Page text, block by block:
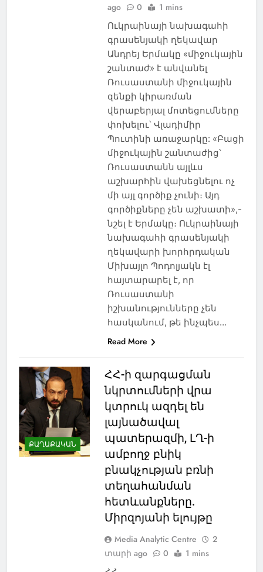
ago
0 1 mins
Ուկրաինայի նախագահի
գրասենյակի ղեկավար
Անդրեյ Երմակը «միջուկային
շանտաժ» է անվանել
Ռուսաստանի միջուկային
զենքի կիրառման
վերաբերյալ մոտեցումները
փոխելու՝ Վլադիմիր
Պուտինի առաջարկը: «Բացի
միջուկային շանտաժից՝
Ռուսաստանն այլևս
աշխարհին վախեցնելու ոչ
մի այլ գործիք չունի։ Այդ
գործիքները չեն աշխատի»,-
նշել է Երմակը։ Ուկրաինայի
նախագահի գրասենյակի
ղեկավարի խորհրդական
Միխայլո Պոդոլյակն էլ
հայտարարել է, որ
Ռուսաստանի
իշխանությունները չեն
հասկանում, թե ինչպես…
Read More
ՔԱՂԱՔԱԿԱՆ
ՀՀ-ի զարգացման
նկրտումների վրա
կտրուկ ազդել են
լայնածավալ
պատերազմի, ԼՂ-ի
ամբողջ բնիկ
բնակչության բռնի
տեղահանման
հետևանքները.
Միրզոյանի ելույթը
Media Analytic Centre
2
տարի ago
0 1 mins